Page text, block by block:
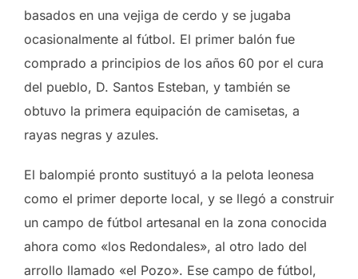
basados en una vejiga de cerdo y se jugaba
ocasionalmente al fútbol. El primer balón fue
comprado a principios de los años 60 por el cura
del pueblo, D. Santos Esteban, y también se
obtuvo la primera equipación de camisetas, a
rayas negras y azules.
El balompié pronto sustituyó a la pelota leonesa
como el primer deporte local, y se llegó a construir
un campo de fútbol artesanal en la zona conocida
ahora como «los Redondales», al otro lado del
arrollo llamado «el Pozo». Ese campo de fútbol,